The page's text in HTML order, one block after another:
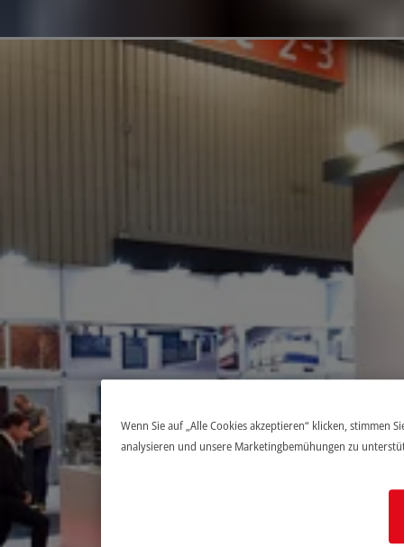
Wenn Sie auf „Alle Cookies akzeptieren“ klicken, stimmen
analysieren und unsere Marketingbemühungen zu